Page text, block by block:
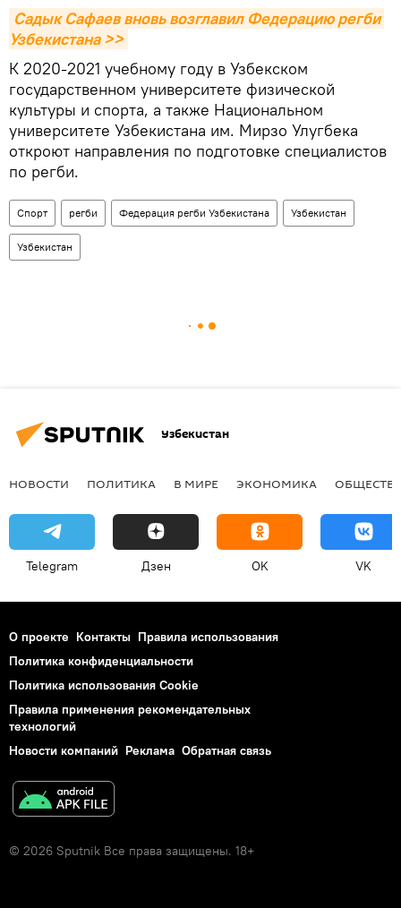
Садык Cафаев вновь возглавил Федерацию регби
Узбекистана >>
К 2020-2021 учебному году в Узбекском
государственном университете физической
культуры и спорта, а также Национальном
университете Узбекистана им. Мирзо Улугбека
откроют направления по подготовке специалистов
по регби.
Спорт регби Федерация регби Узбекистана Узбекистан
Узбекистан
Узбекистан
НОВОСТИ ПОЛИТИКА В МИРЕ ЭКОНОМИКА
Telegram Дзен OK VK
О проекте Контакты Правила использования
Политика конфиденциальности
Политика использования Cookie
Правила применения рекомендательных
технологий
Новости компаний Реклама Обратная связь
© 2026 Sputnik Все права защищены. 18+